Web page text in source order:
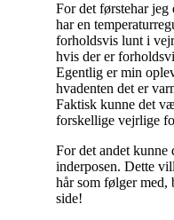
For det førstehar jeg
har en
forholdsvis lunt i
hvis der er
Egentlig er min
hvadenten det er
Faktisk kunne det
forskellige vejrlige
For det andet
inderposen. Dette
hår som følger med,
side!